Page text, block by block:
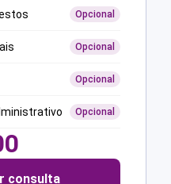
Opcional
Opcional
Opcional
Opcional
consulta